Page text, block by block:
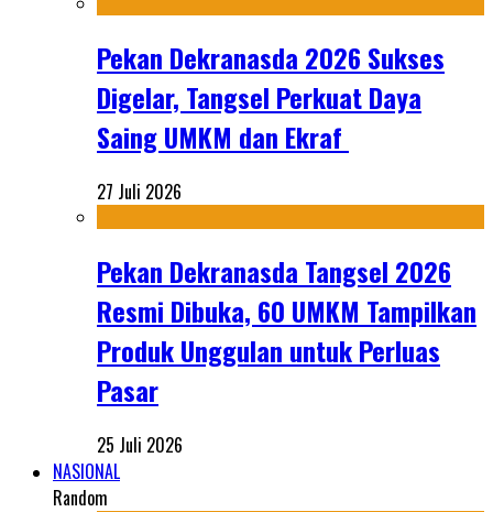
Pekan Dekranasda 2026 Sukses
Digelar, Tangsel Perkuat Daya
Saing UMKM dan Ekraf
27 Juli 2026
Pekan Dekranasda Tangsel 2026
Resmi Dibuka, 60 UMKM Tampilkan
Produk Unggulan untuk Perluas
Pasar
25 Juli 2026
NASIONAL
Random